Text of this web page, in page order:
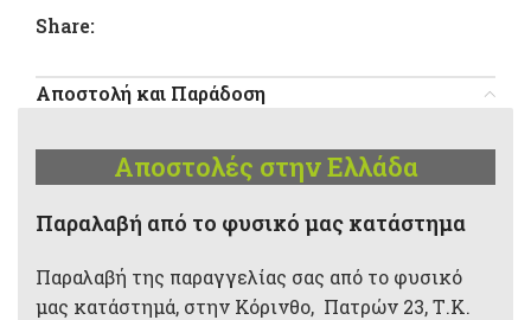
Share:
Αποστολή και Παράδοση
Αποστολές στην Ελλάδα
Παραλαβή από το φυσικό μας κατάστημα
Παραλαβή της παραγγελίας σας από το φυσικό
μας κατάστημά, στην Κόρινθο, Πατρών 23, Τ.Κ.